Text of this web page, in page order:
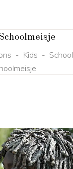
- Kids - School